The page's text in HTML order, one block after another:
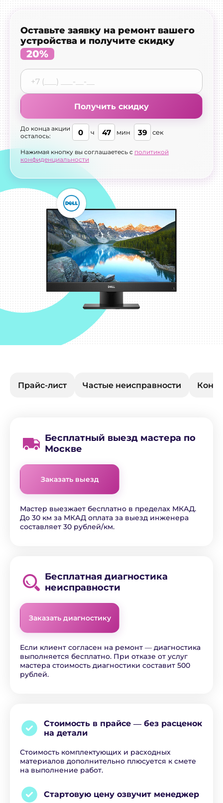
Оставьте заявку на ремонт вашего
устройства и получите скидку
20%
Получить скидку
До конца акции
осталось:
0 ч 47 мин 38 сек
Нажимая кнопку вы соглашаетесь с политикой
конфиденциальности
Прайс-лист Частые неисправности
Бесплатный выезд мастера по
Москве
Заказать выезд
Мастер выезжает бесплатно в пределах МКАД.
До 30 км за МКАД оплата за выезд инженера
составляет 30 рублей/км.
Бесплатная диагностика
неисправности
Заказать диагностику
Если клиент согласен на ремонт ― диагностика
выполняется бесплатно. При отказе от услуг
мастера стоимость диагностики составит 500
рублей.
Стоимость в прайсе ― без расценок
на детали
Стоимость комплектующих и расходных
материалов дополнительно плюсуется к смете
на выполнение работ.
Стартовую цену озвучит менеджер